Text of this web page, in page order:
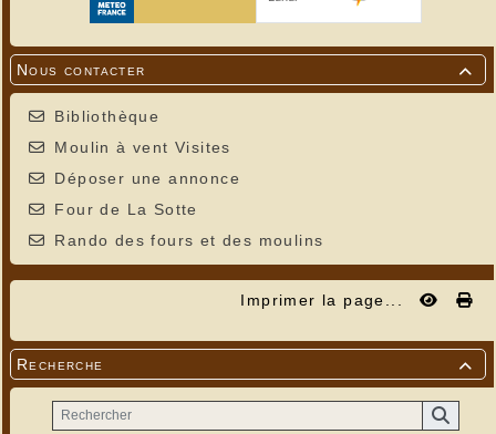

Nous contacter
Bibliothèque
Moulin à vent Visites
Déposer une annonce
Four de La Sotte
Rando des fours et des moulins
Imprimer la page...

Recherche